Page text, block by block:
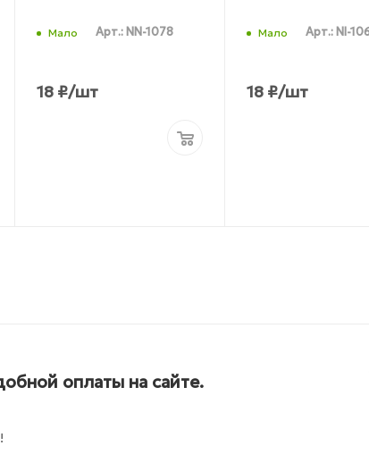
Мало Арт.: NN-1078
18 ₽/шт
Мало Арт.: NI-
18 ₽/шт
оплаты на сайте.